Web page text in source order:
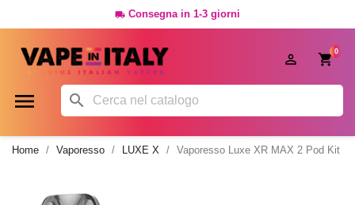
 Consegna in 1-3 giorni
0

 
Home Vaporesso LUXE X Vaporesso Luxe XR MAX 2 Pod Kit